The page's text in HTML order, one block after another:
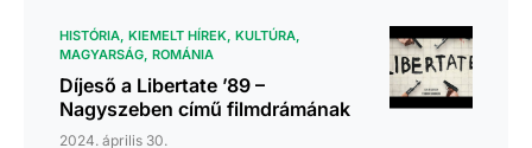
HISTÓRIA KIEMELT HÍREK KULTÚRA
MAGYARSÁG ROMÁNIA
Díjeső a Libertate ’89 –
Nagyszeben című filmdrámának
2024. április 30.